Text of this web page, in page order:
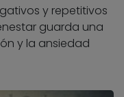
y repetitivos
guarda una
y la ansiedad